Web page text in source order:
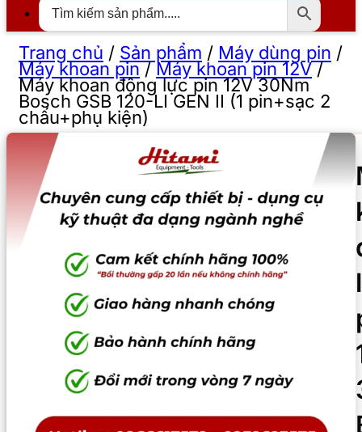
Trang chủ / Sản phẩm / Máy dùng pin /
Máy khoan pin/Máy khoan pin 12V/
Máy khoan động lực pin 12V 30Nm
Bosch GSB 120-LI GEN II (1 pin+sạc 2
chấu+phụ kiện)